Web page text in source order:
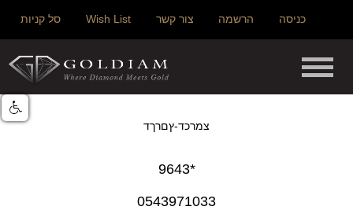
כניסה הרשמה צור קשר Wish List סל קניות
צמרכד-ץםרךד
*9643
0543971033